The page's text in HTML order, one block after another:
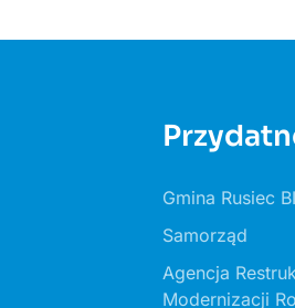
Gmina Rusiec
Samorząd
Agencja
Modernizacji